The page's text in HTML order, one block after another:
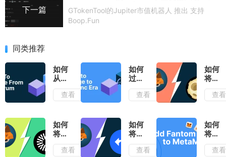
下一篇
GTokenTool的Jupiter市值机器人 推出 支持
Boop.Fun
同类推荐
如何
从
Arbitrum
桥接
查看
如何
过渡
到
zkSync
查看
如何
将
查看
如何
将
Mantle
Network
查看
如何
将
zkSync
时代
查看
如何
将
网络
查看